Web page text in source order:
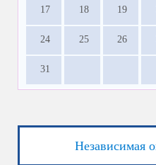
17 18 19
24 25 26
31
Независимая